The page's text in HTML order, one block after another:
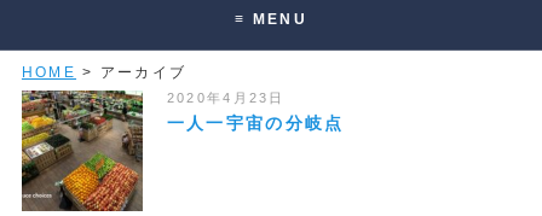
≡ MENU
講座・セッション
HOME > アーカイブ
2020年4月23日
一人一宇宙の分岐点